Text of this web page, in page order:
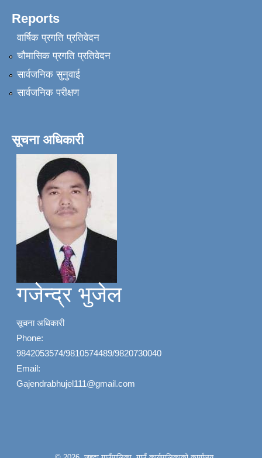
Reports
वार्षिक प्रगति प्रतिवेदन
चौमासिक प्रगति प्रतिवेदन
सार्वजनिक सुनुवाई
सार्वजनिक परीक्षण
सूचना अधिकारी
गजेन्द्र भुजेल
सूचना अधिकारी
Phone:
9842053574/9810574489/9820730040
Email:
Gajendrabhujel111@gmail.com